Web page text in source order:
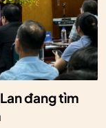
đang tìm